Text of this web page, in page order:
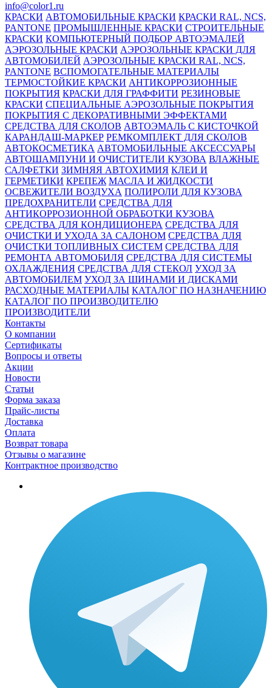
info@color1.ru
КРАСКИ АВТОМОБИЛЬНЫЕ КРАСКИ КРАСКИ RAL, NCS,
PANTONE ПРОМЫШЛЕННЫЕ КРАСКИ СТРОИТЕЛЬНЫЕ
КРАСКИ КОМПЬЮТЕРНЫЙ ПОДБОР АВТОЭМАЛЕЙ
АЭРОЗОЛЬНЫЕ КРАСКИ АЭРОЗОЛЬНЫЕ КРАСКИ ДЛЯ
АВТОМОБИЛЕЙ АЭРОЗОЛЬНЫЕ КРАСКИ RAL, NCS,
PANTONE ВСПОМОГАТЕЛЬНЫЕ МАТЕРИАЛЫ
ТЕРМОСТОЙКИЕ КРАСКИ АНТИКОРРОЗИОННЫЕ
ПОКРЫТИЯ КРАСКИ ДЛЯ ГРАФФИТИ РЕЗИНОВЫЕ
КРАСКИ СПЕЦИАЛЬНЫЕ АЭРОЗОЛЬНЫЕ ПОКРЫТИЯ
ПОКРЫТИЯ С ДЕКОРАТИВНЫМИ ЭФФЕКТАМИ
СРЕДСТВА ДЛЯ СКОЛОВ АВТОЭМАЛЬ С КИСТОЧКОЙ
КАРАНДАШ-МАРКЕР РЕМКОМПЛЕКТ ДЛЯ СКОЛОВ
АВТОКОСМЕТИКА АВТОМОБИЛЬНЫЕ АКСЕССУАРЫ
АВТОШАМПУНИ И ОЧИСТИТЕЛИ КУЗОВА ВЛАЖНЫЕ
САЛФЕТКИ ЗИМНЯЯ АВТОХИМИЯ КЛЕИ И
ГЕРМЕТИКИ КРЕПЕЖ МАСЛА И ЖИДКОСТИ
ОСВЕЖИТЕЛИ ВОЗДУХА ПОЛИРОЛИ ДЛЯ КУЗОВА
ПРЕДОХРАНИТЕЛИ СРЕДСТВА ДЛЯ
АНТИКОРРОЗИОННОЙ ОБРАБОТКИ КУЗОВА
СРЕДСТВА ДЛЯ КОНДИЦИОНЕРА СРЕДСТВА ДЛЯ
ОЧИСТКИ И УХОДА ЗА САЛОНОМ СРЕДСТВА ДЛЯ
ОЧИСТКИ ТОПЛИВНЫХ СИСТЕМ СРЕДСТВА ДЛЯ
РЕМОНТА АВТОМОБИЛЯ СРЕДСТВА ДЛЯ СИСТЕМЫ
ОХЛАЖДЕНИЯ СРЕДСТВА ДЛЯ СТЕКОЛ УХОД ЗА
АВТОМОБИЛЕМ УХОД ЗА ШИНАМИ И ДИСКАМИ
РАСХОДНЫЕ МАТЕРИАЛЫ КАТАЛОГ ПО НАЗНАЧЕНИЮ
КАТАЛОГ ПО ПРОИЗВОДИТЕЛЮ
ПРОИЗВОДИТЕЛИ
Контакты
О компании
Сертификаты
Вопросы и ответы
Акции
Новости
Статьи
Форма заказа
Прайс-листы
Доставка
Оплата
Возврат товара
Отзывы о магазине
Контрактное производство